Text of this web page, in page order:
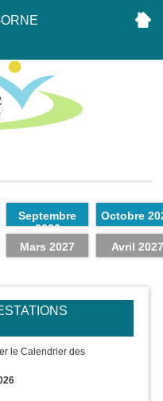
Septembre
2026
Octobre
Mars 2027 Avril 2027
le Calendrier des